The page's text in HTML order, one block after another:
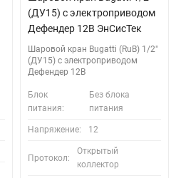
(ДУ15) с электроприводом
Дефендер 12В ЭнСисТек
Шаровой кран Bugatti (RuB) 1/2"
(ДУ15) с электроприводом
Дефендер 12В
Блок
питания:
Без блока
питания
Напряжение: 12
Протокол:
Открытый
коллектор